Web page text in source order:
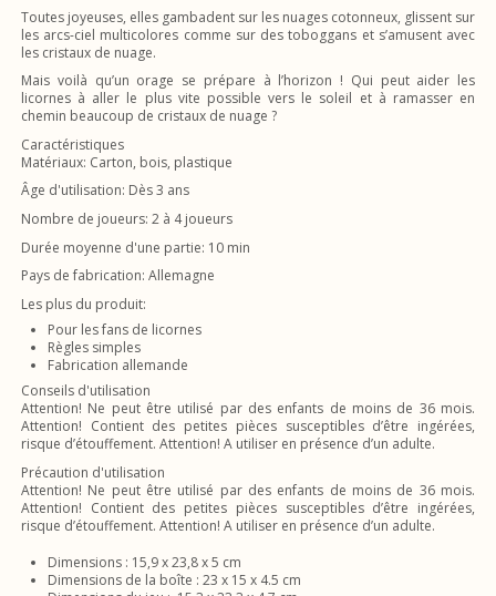
Toutes joyeuses, elles gambadent sur les nuages cotonneux, glissent sur
les arcs-ciel multicolores comme sur des toboggans et s’amusent avec
les cristaux de nuage.
Mais voilà qu’un orage se prépare à l’horizon ! Qui peut aider les
licornes à aller le plus vite possible vers le soleil et à ramasser en
chemin beaucoup de cristaux de nuage ?
Caractéristiques
Matériaux: Carton, bois, plastique
Âge d'utilisation: Dès 3 ans
Nombre de joueurs: 2 à 4 joueurs
Durée moyenne d'une partie: 10 min
Pays de fabrication: Allemagne
Les plus du produit:
Pour les fans de licornes
Règles simples
Fabrication allemande
Conseils d'utilisation
Attention! Ne peut être utilisé par des enfants de moins de 36 mois.
Attention! Contient des petites pièces susceptibles d’être ingérées,
risque d’étouffement. Attention! A utiliser en présence d’un adulte.
Précaution d'utilisation
Attention! Ne peut être utilisé par des enfants de moins de 36 mois.
Attention! Contient des petites pièces susceptibles d’être ingérées,
risque d’étouffement. Attention! A utiliser en présence d’un adulte.
Dimensions : 15,9 x 23,8 x 5 cm
Dimensions de la boîte : 23 x 15 x 4.5 cm